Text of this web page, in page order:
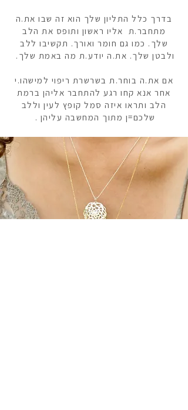
בדרך כלל התליון שלך הוא זה שבו את.ה
מתחבר.ת אליו ראשון ותופס את הלב
שלך. כמו גם חומר ואורך. תקשיבו ללב
ולבטן שלך. את.ה יודע.ת מה באמת שלך.
אם את.ה בוחר.ת בשרשרת ריפוי למישהו.י
אחר אנא קחו רגע להתחבר אליהן ברמת
הלב ותראו איזה סמל קופץ לעין וללב
שלכם=ן מתוך המחשבה עליהן .